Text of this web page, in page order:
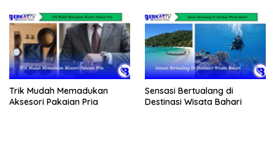
Trik Mudah Memadukan
Aksesori Pakaian Pria
Sensasi Bertualang di
Destinasi Wisata Bahari